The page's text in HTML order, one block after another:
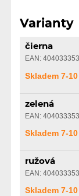
Varianty
čierna
EAN:
Skladem 7-
zelená
EAN:
Skladem 7-
ružová
EAN:
Skladem 7-